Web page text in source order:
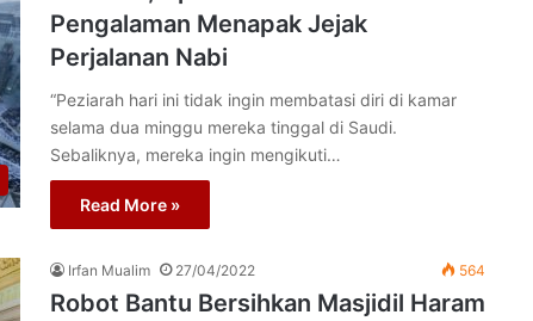
Pengalaman Menapak Jejak
Perjalanan Nabi
“Peziarah hari ini tidak ingin membatasi diri di kamar
selama dua minggu mereka tinggal di Saudi.
Sebaliknya, mereka ingin mengikuti…
Read More »
Irfan Mualim 27/04/2022 564
Robot Bantu Bersihkan Masjidil Haram